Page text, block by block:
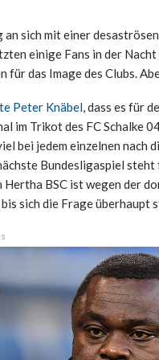
sich mit einer
einige Fans in der
für das Image des Clubs.
Peter Knäbel, dass es für
im Trikot des FC Schalke
bei jedem einzelnen nach
Bundesligaspiel
BSC ist wegen der
sich die Frage